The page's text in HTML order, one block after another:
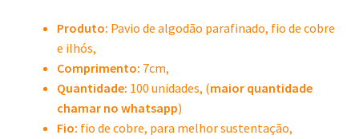
Produto: Pavio de algodão parafinado, fio de cobre
e ilhós,
Comprimento: 7cm,
Quantidade: 100 unidades, (maior quantidade
chamar no whatsapp)
Fio: fio de cobre, para melhor sustentação,